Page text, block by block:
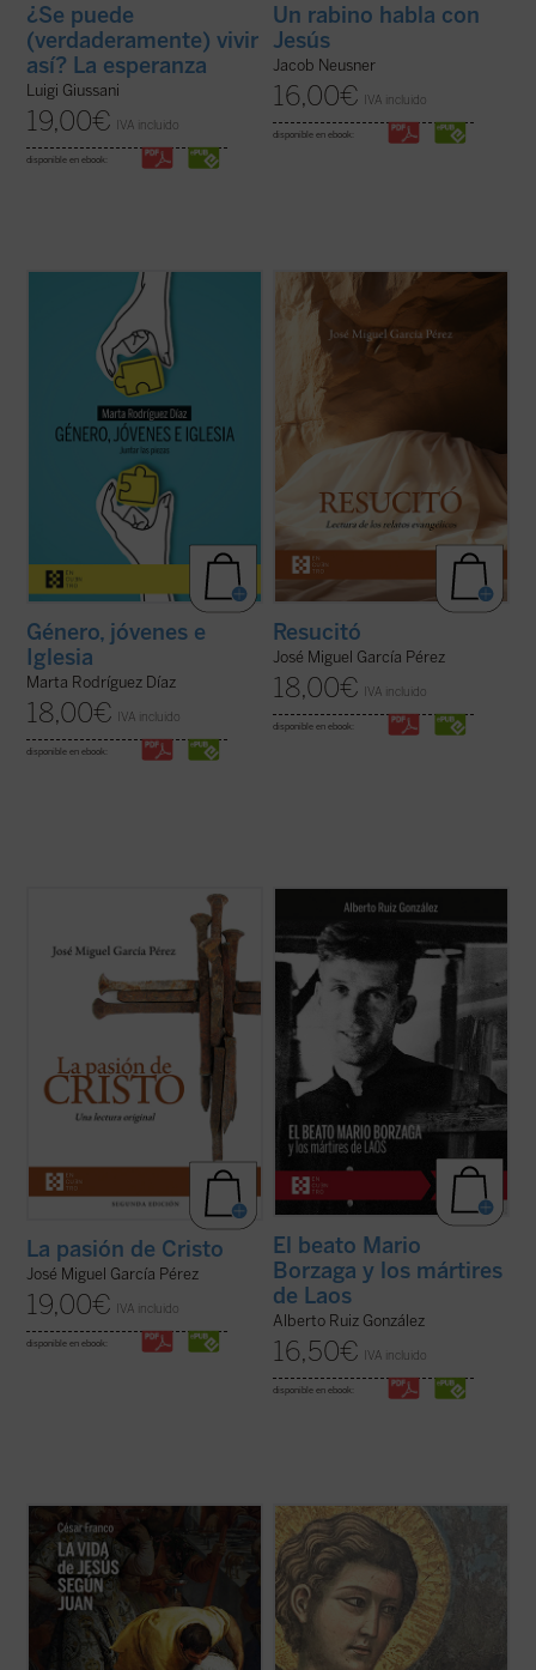
¿Se puede
(verdaderamente) vivir
así? La esperanza
Luigi Giussani
19,00€ IVA incluido
disponible en ebook:
Un rabino habla con
Jesús
Jacob Neusner
16,00€ IVA incluido
disponible en ebook:
Alrededor del género se ha abierto una
enorme brecha que separa a padres e
hijos, nietos y abuelos. No hay quien se
entienda y se escuche. En las familias es
motivo de disputa, los hijos no se sienten
acogidos y los padres se frustran ante
(ver ficha)
Género, jóvenes e
Iglesia
Marta Rodríguez Díaz
18,00€ IVA incluido
disponible en ebook:
José Miguel García centra la atención
sobre las dificultades o extrañezas
contenidas en los relatos evangélicos, que
son los testimonios más explícitos acerca
de lo que aconteció después de la muerte y
sepultura de Jesús de Nazaret. El ...
Resucitó
José Miguel García Pérez
18,00€ IVA incluido
disponible en ebook:
pasión de Cristo que aparecen en los
llamativas diferencias, incluso
contradicciones, entre algunos de los
pasajes narrados en ellos. El autor de este
libro ofrece, ...(ver ficha)
La pasión de Cristo
José Miguel García Pérez
19,00€ IVA incluido
disponible en ebook:
Mario Borzaga, natural de Trento, había
llegado a Laos en 1957, recién ordenado
sacerdote. Fue martirizado poco después,
en 1960, a sus 27 años. Escribió un
precioso diario que da voz a su vocación de
misionero oblato, que ilumina la ...
(ver
ficha)
El beato Mario
Borzaga y los mártires
de Laos
Alberto Ruiz González
16,50€ IVA incluido
disponible en ebook:
Este ensayo de Mons. César Franco ofrece
con estilo diáfano y apasionado una
introducción a la vida de Jesús narrada en
el evangelio de Juan, que permite al lector
acceder al texto sin complicaciones.
Dividido en dos partes, la primera ...
Erik Varden muestra —en un texto
enriquecido con una amplia gama de
referencias a las escrituras, la literatura, la
música, la pintura y la escultura— que la
castidad, la dirección única de los sentidos,
es una cualidad atractiva y ...(ver ficha)